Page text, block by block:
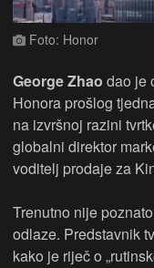
Foto: Honor
George Zhao dao je
Honora prošlog
na izvršnoj razini
globalni direktor
voditelj prodaje za
Trenutno nije
odlaze. Predstavnik
kako je riječ o